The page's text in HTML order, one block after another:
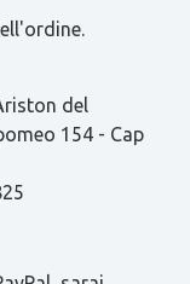
del
154 - Cap